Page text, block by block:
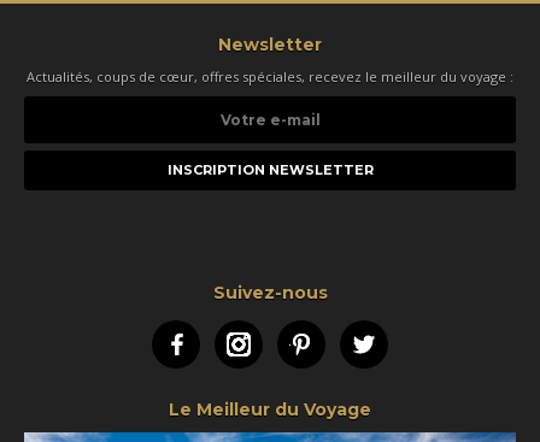
Newsletter
Actualités, coups de cœur, offres spéciales, recevez le meilleur du voyage :
e-
Suivez-nous
FacebookInstagramPinterestTwitter
Le Meilleur du Voyage